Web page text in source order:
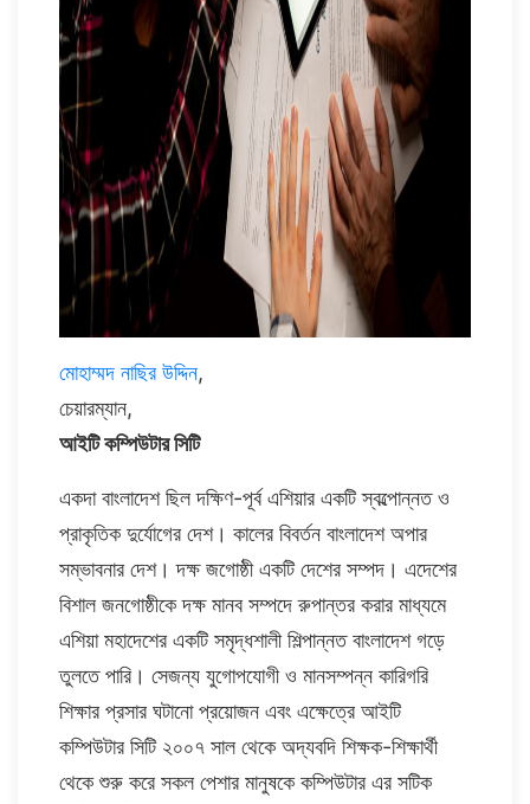
মোহাম্মদ নাছির উদ্দিন,
চেয়ারম্যান,
আইটি কম্পিউটার সিটি
একদা বাংলাদেশ ছিল দক্ষিণ-পূর্ব এশিয়ার একটি স্বল্পোন্নত ও
প্রাকৃতিক দুর্যোগের দেশ। কালের বিবর্তন বাংলাদেশ অপার
সম্ভাবনার দেশ। দক্ষ জগোষ্ঠী একটি দেশের সম্পদ। এদেশের
বিশাল জনগোষ্ঠীকে দক্ষ মানব সম্পদে রুপান্তর করার মাধ্যমে
এশিয়া মহাদেশের একটি সমৃদ্ধশালী শিল্পান্নত বাংলাদেশ গড়ে
তুলতে পারি। সেজন্য যুগোপযোগী ও মানসম্পন্ন কারিগরি
শিক্ষার প্রসার ঘটানো প্রয়োজন এবং এক্ষেত্রে আইটি
কম্পিউটার সিটি ২০০৭ সাল থেকে অদ্যবদি শিক্ষক-শিক্ষার্থী
থেকে শুরু করে সকল পেশার মানুষকে কম্পিউটার এর সটিক